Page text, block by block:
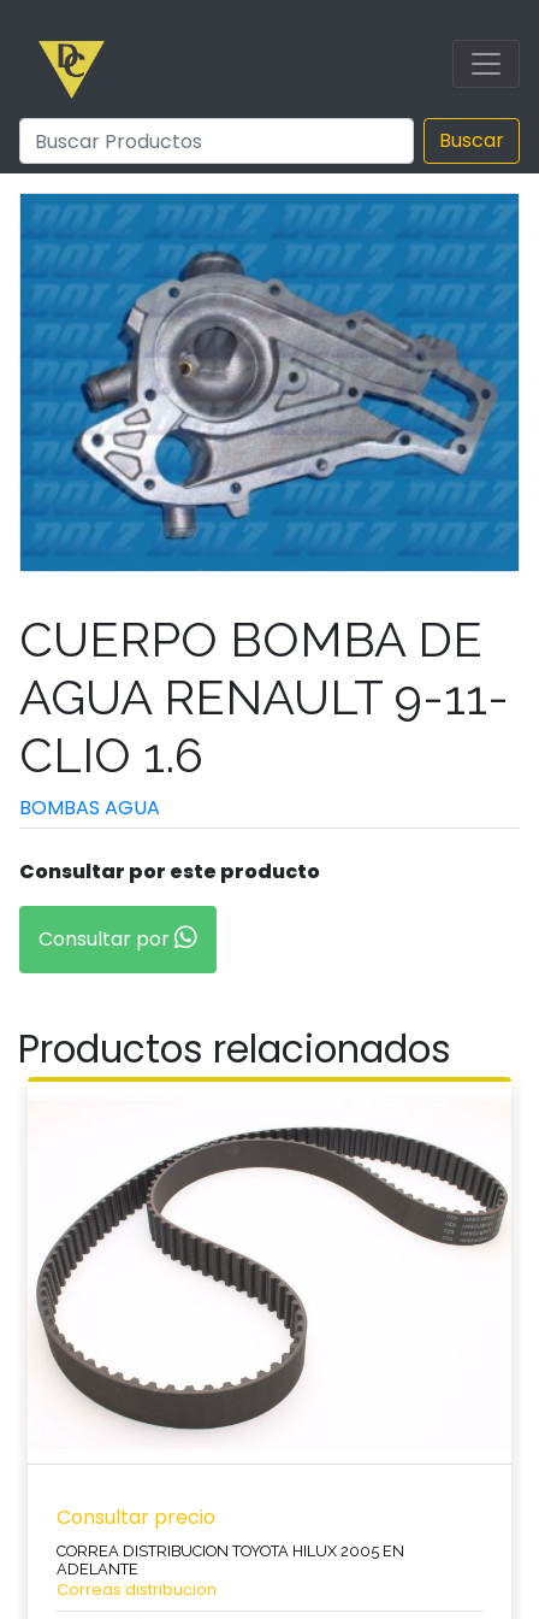
Buscar
CUERPO BOMBA DE
AGUA RENAULT 9-11-
CLIO 1.6
BOMBAS AGUA
Consultar por este producto
Consultar por
Productos relacionados
Consultar precio
CORREA DISTRIBUCION TOYOTA HILUX 2005 EN
ADELANTE
Correas distribucion